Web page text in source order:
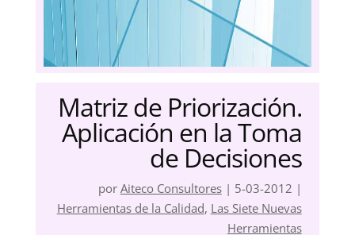
Matriz de Priorización.
Aplicación en la Toma
de Decisiones
por Aiteco Consultores| 5-03-2012 |
Herramientas de la Calidad, Las Siete Nuevas
Herramientas